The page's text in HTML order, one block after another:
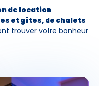
de location
et gîtes, de chalets
trouver votre bonheur